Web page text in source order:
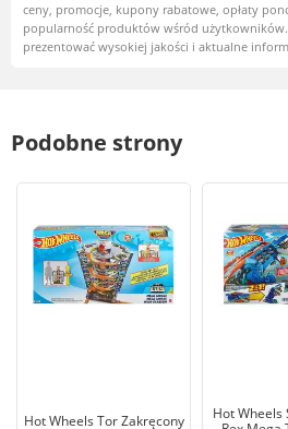
ceny, promocje, kupony rabatowe, opłaty
popularność produktów wśród użytkowników.
prezentować wysokiej jakości i aktualne
Podobne strony
Hot Wheels Tor Zakręcony
Hot Wheels